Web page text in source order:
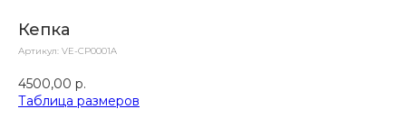
Кепка
Артикул: VE-CP0001A
4500,00 р.
Таблица размеров